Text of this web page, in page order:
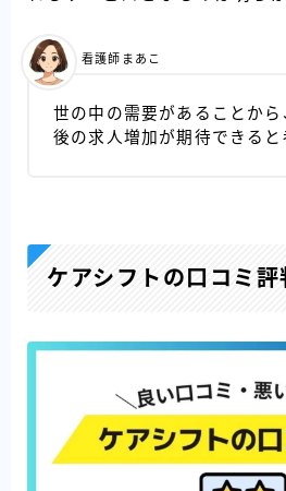
世の中の需要があることか
後の求人増加が期待できると
看護師まあこ
ケアシフトの口コミ評